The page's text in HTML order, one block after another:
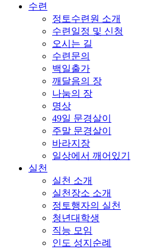
수련
정토수련원 소개
수련일정 및 신청
오시는 길
수련문의
백일출가
깨달음의 장
나눔의 장
명상
49일 문경살이
주말 문경살이
바라지장
일상에서 깨어있기
실천
실천 소개
실천장소 소개
정토행자의 실천
청년대학생
직능 모임
인도 성지순례